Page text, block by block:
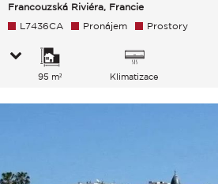
Francouzská Riviéra, Francie
L7436CA Pronájem Prostory
95 m² Klimatizace